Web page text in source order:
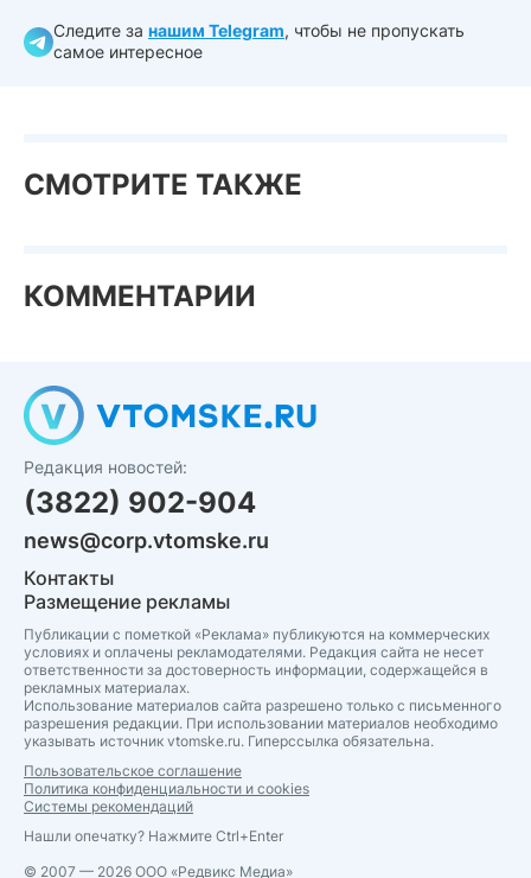
Следите за нашим Telegram, чтобы не пропускать
самое интересное
СМОТРИТЕ ТАКЖЕ
КОММЕНТАРИИ
Редакция новостей:
(3822) 902-904
news@corp.vtomske.ru
Контакты
Размещение рекламы
Публикации с пометкой «Реклама» публикуются на коммерческих
условиях и оплачены рекламодателями. Редакция сайта не несет
ответственности за достоверность информации, содержащейся в
рекламных материалах.
Использование материалов сайта разрешено только с письменного
разрешения редакции. При использовании материалов необходимо
указывать источник vtomske.ru. Гиперссылка обязательна.
Пользовательское соглашение
Политика конфиденциальности и cookies
Системы рекомендаций
Нашли опечатку? Нажмите Ctrl+Enter
© 2007 — 2026 ООО «Редвикс Медиа»